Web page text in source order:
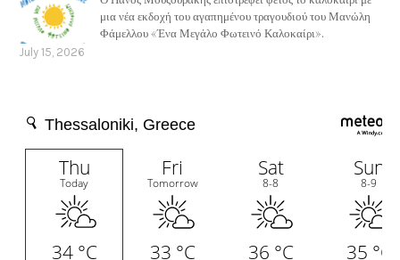
μια νέα εκδοχή του αγαπημένου τραγουδιού του Μανώλη
Φάμελλου «Ένα Μεγάλο Φωτεινό Καλοκαίρι».
July 15, 2026